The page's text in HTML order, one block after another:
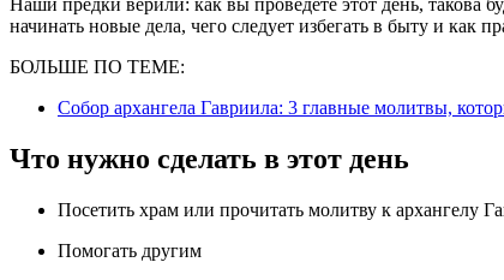
Наши предки верили: как вы проведете этот день, такова
начинать новые дела, чего следует избегать в быту и как
БОЛЬШЕ ПО ТЕМЕ:
Собор архангела Гавриила: 3 главные молитвы,
Что нужно сделать в этот день
Посетить храм или прочитать молитву к архангелу
Помогать другим